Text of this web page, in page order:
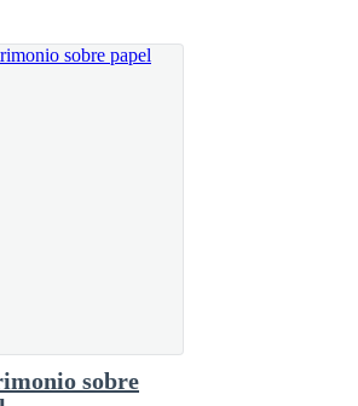
sobre